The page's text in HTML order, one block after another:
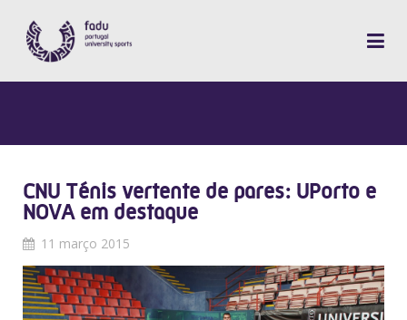
CNU Ténis vertente de pares: UPorto e
NOVA em destaque
11 março 2015